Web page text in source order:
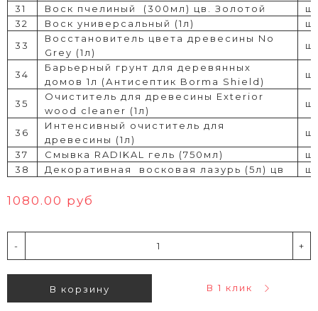
31
Воск пчелиный (300мл) цв. Золотой
32
Воск универсальный (1л)
33
Восстановитель цвета древесины No
Grey (1л)
34
Барьерный грунт для деревянных
домов 1л (Антисептик Borma Shield)
35
Очиститель для древесины Exterior
wood cleaner (1л)
36
Интенсивный очиститель для
древесины (1л)
37
Смывка RADIKAL гель (750мл)
38
Декоративная восковая лазурь (5л) цв
1080.00 руб
- +
В корзину В 1 клик